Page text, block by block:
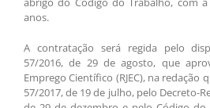
anos.
A contratação será regida pelo
57/2016, de 29 de agosto, que
Emprego Científico (RJEC), na redação
57/2017, de 19 de julho, pelo Decreto-